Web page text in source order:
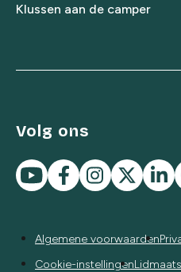
Klussen aan de camper
Volg ons
Algemene voorwaarden
Cookie-instellingen